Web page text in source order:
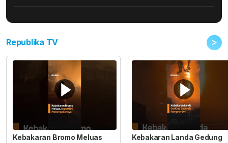
Republika TV >
Kebakaran Bromo Meluas
Kebakaran Landa Gedung